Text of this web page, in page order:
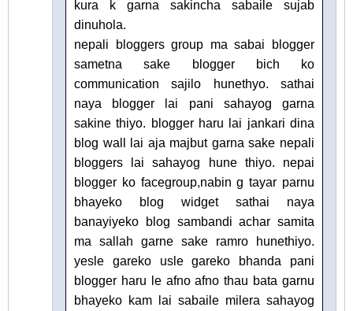
kura k garna sakincha sabaile sujab
dinuhola.
nepali bloggers group ma sabai blogger
sametna sake blogger bich ko
communication sajilo hunethyo. sathai
naya blogger lai pani sahayog garna
sakine thiyo. blogger haru lai jankari dina
blog wall lai aja majbut garna sake nepali
bloggers lai sahayog hune thiyo. nepai
blogger ko facegroup,nabin g tayar parnu
bhayeko blog widget sathai naya
banayiyeko blog sambandi achar samita
ma sallah garne sake ramro hunethiyo.
yesle gareko usle gareko bhanda pani
blogger haru le afno afno thau bata garnu
bhayeko kam lai sabaile milera sahayog